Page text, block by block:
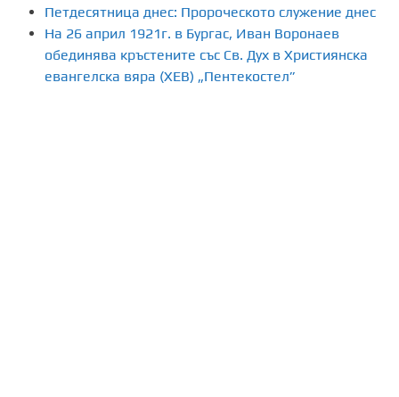
Петдесятница днес: Пророческото служение днес
На 26 април 1921г. в Бургас, Иван Воронаев
обединява кръстените със Св. Дух в Християнска
евангелска вяра (ХЕВ) „Пентекостел”